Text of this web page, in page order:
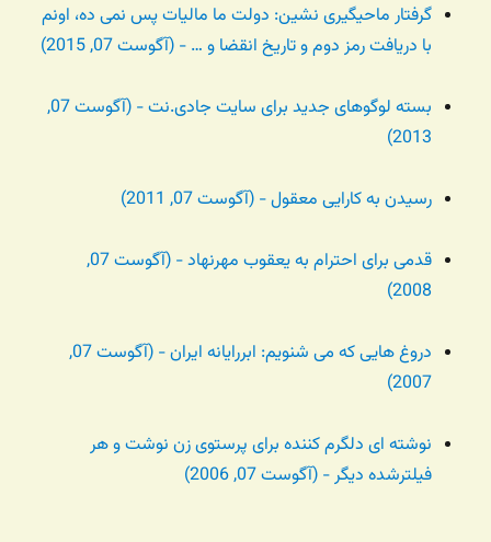
گرفتار ماحیگیری نشین: دولت ما مالیات پس نمی ده، اونم
با دریافت رمز دوم و تاریخ انقضا و … - (آگوست 07, 2015)
بسته لوگوهای جدید برای سایت جادی.نت - (آگوست 07,
2013)
رسیدن به کارایی معقول - (آگوست 07, 2011)
قدمی برای احترام به یعقوب مهرنهاد - (آگوست 07,
2008)
دروغ هایی که می شنویم: ابررایانه ایران - (آگوست 07,
2007)
نوشته ای دلگرم کننده برای پرستوی زن نوشت و هر
فیلترشده دیگر - (آگوست 07, 2006)